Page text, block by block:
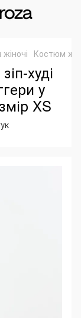
Костюм
худі
у
XS